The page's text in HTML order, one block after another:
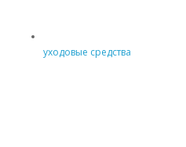
уходовые средства